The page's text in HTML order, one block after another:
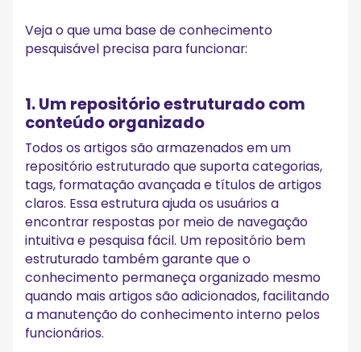
Veja o que uma base de conhecimento
pesquisável precisa para funcionar:
1. Um repositório estruturado com
conteúdo organizado
Todos os artigos são armazenados em um
repositório estruturado que suporta categorias,
tags, formatação avançada e títulos de artigos
claros. Essa estrutura ajuda os usuários a
encontrar respostas por meio de navegação
intuitiva e pesquisa fácil. Um repositório bem
estruturado também garante que o
conhecimento permaneça organizado mesmo
quando mais artigos são adicionados, facilitando
a manutenção do conhecimento interno pelos
funcionários.